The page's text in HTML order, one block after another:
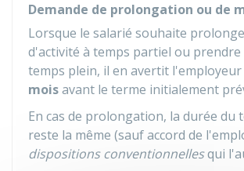
Demande de prolongation ou de
Lorsque le salarié souhaite
d'activité à temps partiel ou prendre
temps plein, il en avertit
moisavant le terme initialement
En cas de prolongation, la durée du
reste la même (sauf accord de
dispositions conventionnellesqui